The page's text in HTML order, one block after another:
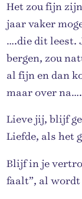
Het zou fijn
jaar vaker
….die dit leest.
bergen, zou
al fijn en dan
maar over
Lieve jij, blijf
Liefde, als het
Blijf in je
faalt”, al wordt